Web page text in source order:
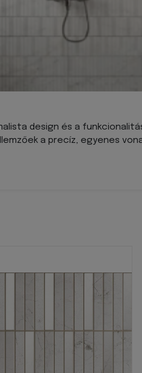
design és a
a precíz, egyenes